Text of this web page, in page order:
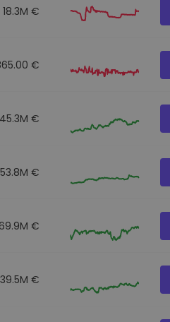
18.3M €
€
€
€
69.9M €
39.5M €